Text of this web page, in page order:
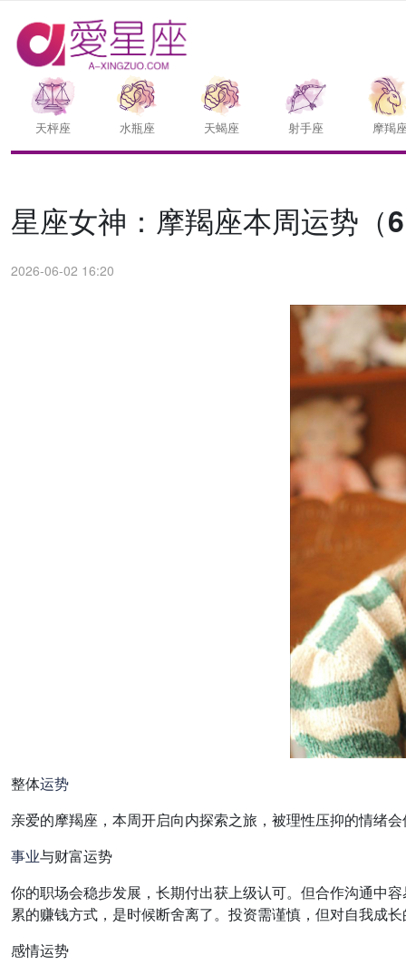
天枰座 水瓶座 天蝎座 射手座 摩羯
星座女神：摩羯座本周运势（
2026-06-02 16:20
整体运势
亲爱的摩羯座，本周开启向内探索之旅，被理性压抑的情绪
事业与财富运势
你的职场会稳步发展，长期付出获上级认可。但合作沟通中
累的赚钱方式，是时候断舍离了。投资需谨慎，但对自我成
感情运势